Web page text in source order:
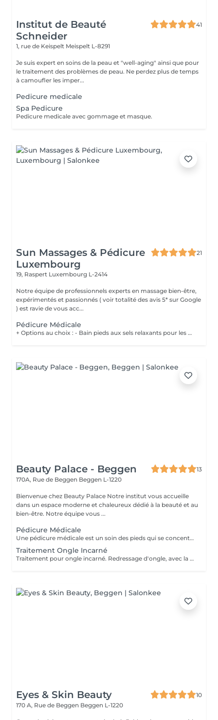
Institut de Beauté
Schneider
41
1, rue de Keispelt Meispelt L-8291
Je suis expert en soins de la peau et "well-aging" ainsi que pour
le traitement des problèmes de peau. Ne perdez plus de temps
à camoufler les imper...
Pedicure medicale
Spa Pedicure
Pedicure medicale avec gommage et masque.
Sun Massages & Pédicure
Luxembourg
21
19, Raspert Luxembourg L-2414
Notre équipe de professionnels experts en massage bien-être,
expérimentés et passionnés ( voir totalité des avis 5* sur Google
) est ravie de vous acc...
Pédicure Médicale
+ Options au choix : - Bain pieds aux sels relaxants pour les pieds fatigués et préparer les pieds au soin 20€ - Gommage pieds pour des pieds doux et hydratés 20€ - Massage des pieds 55 minutes 90€ Les soins de pédicurie médicale sont non seulement destinés à traiter les problèmes de pieds de manière curative mais également de manière préventive, en contribuant à votre confort lors de la marche ou de vos éventuelles activités sportives. Un soin régulier peut vous éviter des problèmes et des douleurs aux pieds dus à l'apparition de crevasses, durillons, cors, ... Vous devez néanmoins consulter sans attendre lorsque : Vous ressentez une gêne lors de la marche (n'attendez pas de ressentir de la douleur !) ; Vous constatez l'apparition de mycose, cor, callosité, il de perdrix ou ongle incarné, ...
Beauty Palace - Beggen
13
170A, Rue de Beggen Beggen L-1220
Bienvenue chez Beauty Palace Notre institut vous accueille
dans un espace moderne et chaleureux dédié à la beauté et au
bien-être. Notre équipe vous ...
Pédicure Médicale
Une pédicure médicale est un soin des pieds qui se concentre sur les problèmes spécifiques des pieds: *Ongles incarnés *Ongles courbes *Callosités *Cors *Durillons *Oeil de perdrix *Corne *Mycoses *Pieds d'athlète
Traitement Ongle Incarné
Traitement pour ongle incarné. Redressage d'ongle, avec la pose d'un "spange".
Eyes & Skin Beauty
10
170 A, Rue de Beggen Beggen L-1220